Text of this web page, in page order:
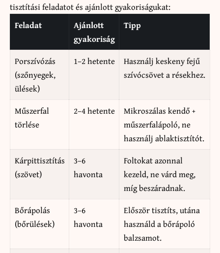
tisztítási feladatot és ajánlott gyakoriságukat:
Feladat
Ajánlott
gyakoriság
Tipp
Porszívózás
(szőnyegek,
ülések)
1–2 hetente
Használj keskeny fejű
szívócsövet a résekhez.
Műszerfal
törlése
2–4 hetente
Mikroszálas kendő +
műszerfalápoló, ne
használj ablaktisztítót.
Kárpittisztítás
(szövet)
3–6
havonta
Foltokat azonnal
kezeld, ne várd meg,
míg beszáradnak.
Bőrápolás
(bőrülések)
3–6
havonta
Először tisztíts, utána
használd a bőrápoló
balzsamot.